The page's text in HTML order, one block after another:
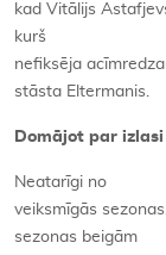
kad Vitālijs
kurš
nefiksēja
stāsta Eltermanis.
Domājot par izlasi
Neatarīgi no
veiksmīgās
sezonas beigām